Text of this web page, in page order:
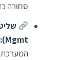
סחורה
Mgmt):
המערכת